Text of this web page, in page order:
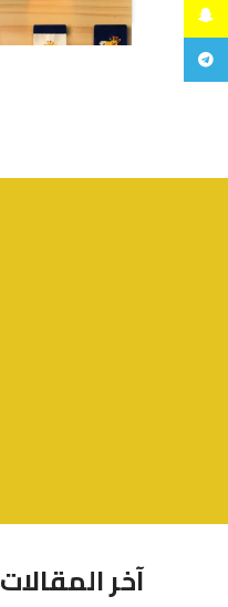
5 أزواج من جوارب الأطفال بنقش الزرافة
آخر المقالات
Snapchat